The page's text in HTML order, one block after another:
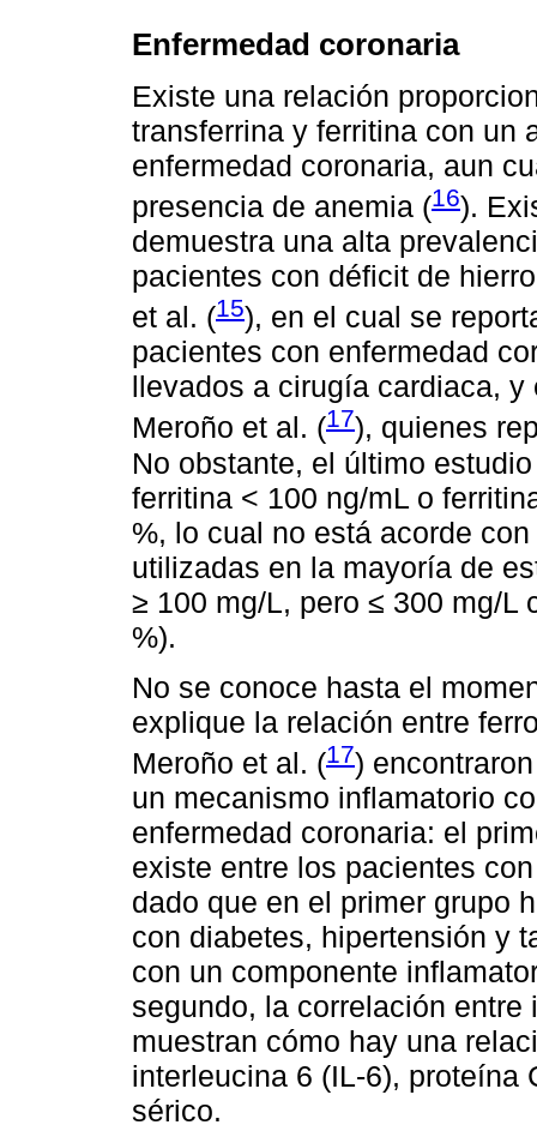
Enfermedad coronaria
Existe una relación
transferrina y ferritina con un
enfermedad coronaria, aun
presencia de anemia (16).
demuestra una alta
pacientes con déficit de
et al. (15), en el cual se
pacientes con enfermedad
llevados a cirugía cardiaca,
Meroño et al. (17), quienes
No obstante, el último
ferritina < 100 ng/mL o
%, lo cual no está acorde
utilizadas en la mayoría de
≥ 100 mg/L, pero ≤ 300 mg/L
%).
No se conoce hasta el
explique la relación entre
Meroño et al. (17)
un mecanismo inflamatorio
enfermedad coronaria: el
existe entre los pacientes
dado que en el primer grupo
con diabetes, hipertensión y
con un componente
segundo, la correlación
muestran cómo hay una
interleucina 6 (IL-6), proteína
sérico.